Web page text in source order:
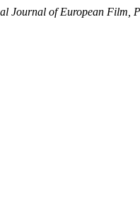
Journal of European Film,